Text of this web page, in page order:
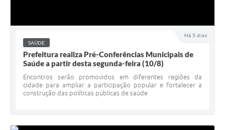
Há 5 dias
SAÚDE
Prefeitura realiza Pré-Conferências Municipais de
Saúde a partir desta segunda-feira (10/8)
Encontros serão promovidos em diferentes regiões da
cidade para ampliar a participação popular e fortalecer a
construção das políticas públicas de saúde